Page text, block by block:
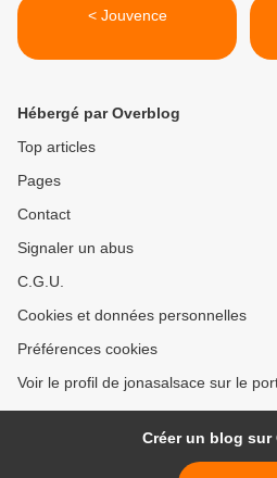
< Jouvence
Hébergé par Overblog
Top articles
Pages
Contact
Signaler un abus
C.G.U.
Cookies et données personnelles
Préférences cookies
Voir le profil de jonasalsace sur le
Créer un blog sur